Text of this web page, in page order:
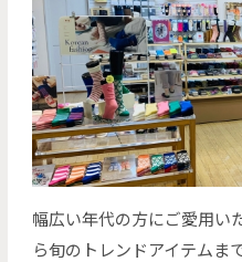
幅広い年代の方にご愛用い
ら旬のトレンドアイテムま